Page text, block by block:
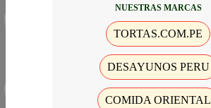
NUESTRAS MARCAS
TORTAS.COM.PE
DESAYUNOS PERU
COMIDA ORIENTAL